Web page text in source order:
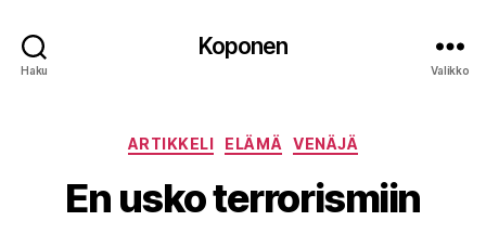
Haku
Koponen
Valikko
Kategoriat
ARTIKKELI ELÄMÄ VENÄJÄ
En usko terrorismiin